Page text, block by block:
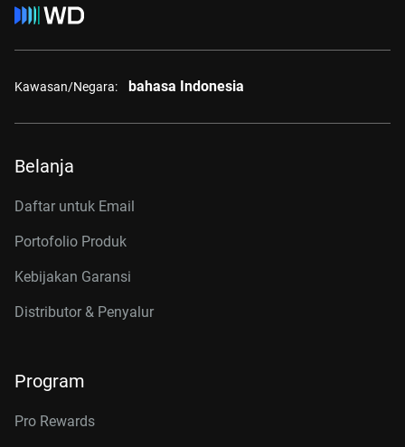
Kawasan/Negara: bahasa Indonesia
Belanja
Daftar untuk Email
Portofolio Produk
Kebijakan Garansi
Distributor & Penyalur
Program
Pro Rewards